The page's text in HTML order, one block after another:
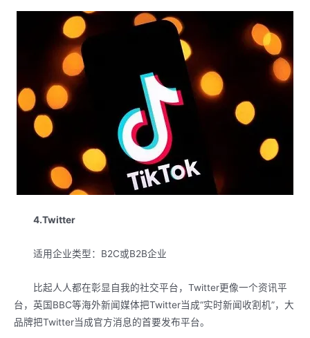
4.Twitter
适用企业类型：B2C或B2B企业
比起人人都在彰显自我的社交平台，Twitter更像一个资讯平
台，英国BBC等海外新闻媒体把Twitter当成“实时新闻收割机”，大
品牌把Twitter当成官方消息的首要发布平台。